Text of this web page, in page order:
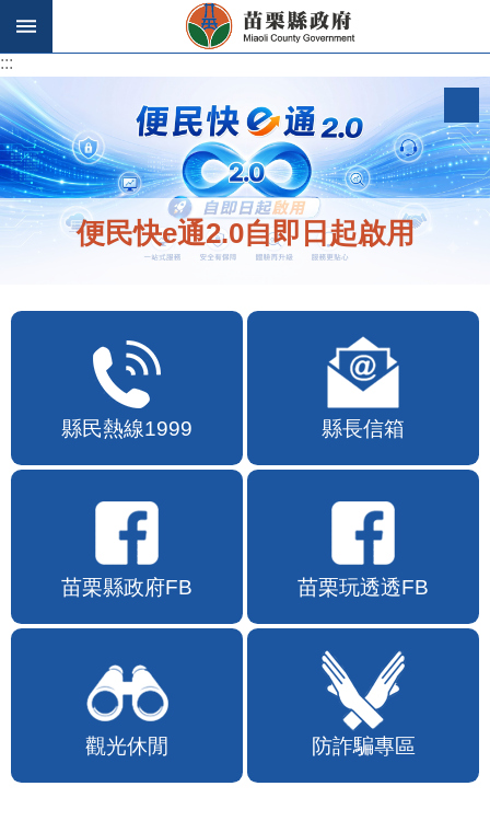
跳到主要內容區塊
:::
:::
便民快e通2.0自即日起啟用
縣民熱線1999 縣長信箱
苗栗縣政府FB 苗栗玩透透FB
觀光休閒 防詐騙專區